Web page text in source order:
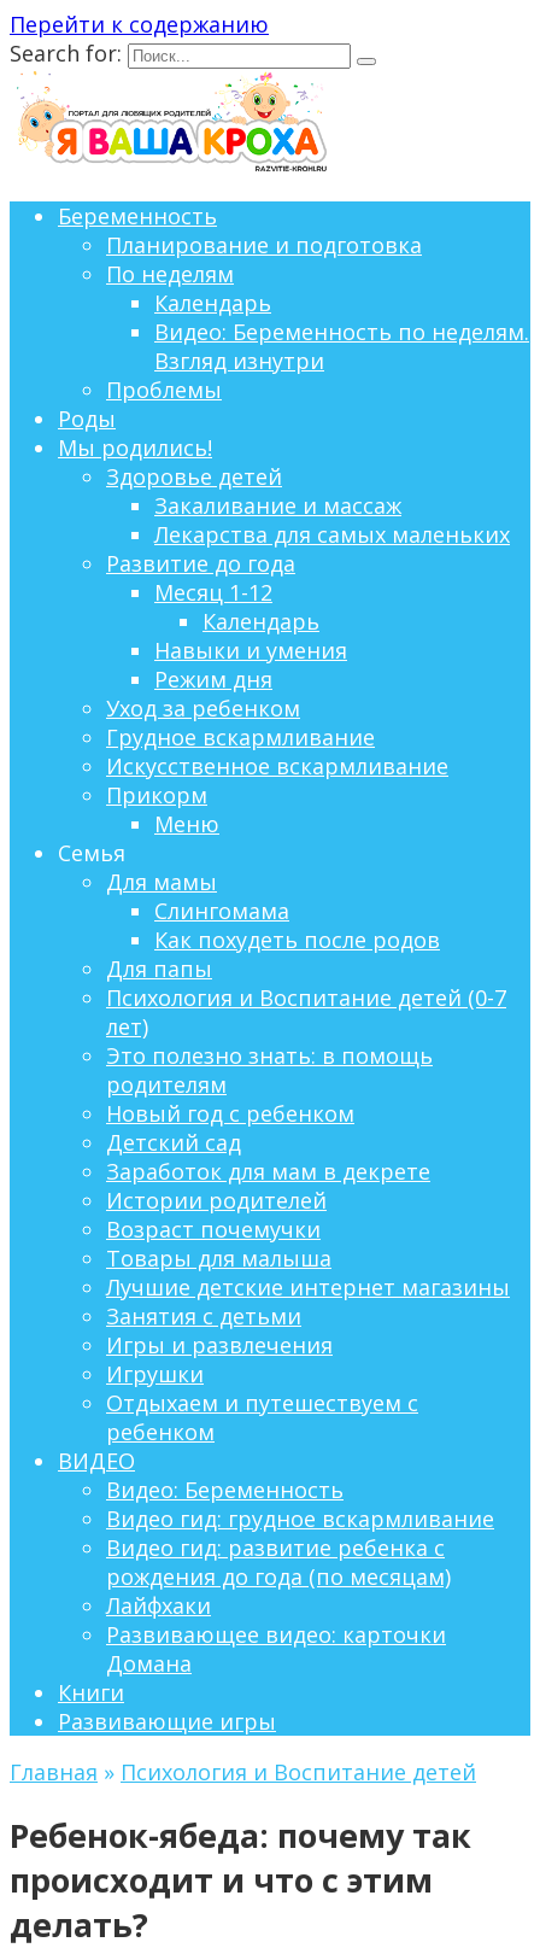
Перейти к содержанию
Search for:
Беременность
Планирование и подготовка
По неделям
Календарь
Видео: Беременность по неделям.
Взгляд изнутри
Проблемы
Роды
Мы родились!
Здоровье детей
Закаливание и массаж
Лекарства для самых маленьких
Развитие до года
Месяц 1-12
Календарь
Навыки и умения
Режим дня
Уход за ребенком
Грудное вскармливание
Искусственное вскармливание
Прикорм
Меню
Семья
Для мамы
Слингомама
Как похудеть после родов
Для папы
Психология и Воспитание детей (0-7
лет)
Это полезно знать: в помощь
родителям
Новый год с ребенком
Детский сад
Заработок для мам в декрете
Истории родителей
Возраст почемучки
Товары для малыша
Лучшие детские интернет магазины
Занятия с детьми
Игры и развлечения
Игрушки
Отдыхаем и путешествуем с
ребенком
ВИДЕО
Видео: Беременность
Видео гид: грудное вскармливание
Видео гид: развитие ребенка с
рождения до года (по месяцам)
Лайфхаки
Развивающее видео: карточки
Домана
Книги
Развивающие игры
Главная » Психология и Воспитание детей
Ребенок-ябеда: почему так
происходит и что с этим
делать?